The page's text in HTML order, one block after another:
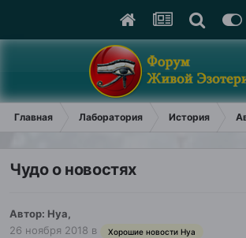
Главная Лаборатория История
Чудо о новостях
Автор: Нуа,
26 ноября 2018 в Хорошие новости Нуа